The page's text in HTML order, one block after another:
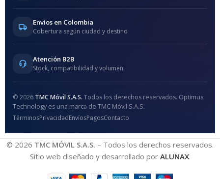
Envíos en Colombia
Cobertura según ciudad y destino
Atención B2B
Stock, compatibilidad y volumen
© 2026 TMC Móvil S.A.S. Todos los derechos reservados. Optimus
Technology es una marca de TMC Móvil S.A.S.
TérminosPrivacidadEnvíosPagosContacto
© 2026 TMC MÓVIL S.A.S. – Todos los derechos reservados.
Sitio web diseñado y desarrollado por ALUNAX.